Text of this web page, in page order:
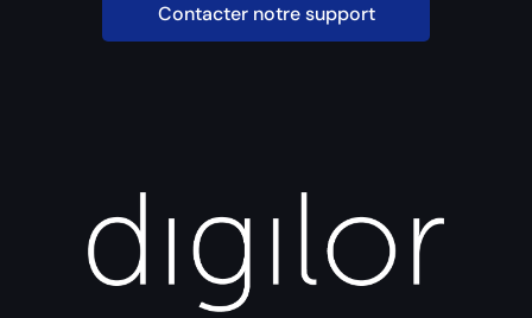
Contacter notre support